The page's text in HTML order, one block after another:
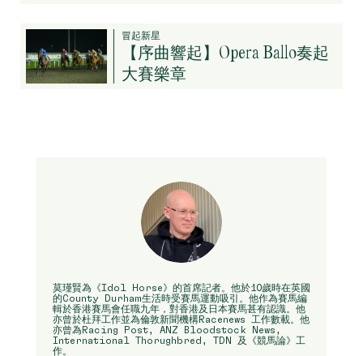
冒起新星
【序曲響起】Opera Ballo奏起
大賽樂章
莫瑾賢為《Idol Horse》的首席記者。他於10歲時在英國
的County Durham生活時受賽馬運動吸引。他作為賽馬編
輯於香港賽馬會任職九年，對香港及日本賽馬甚有認識。他
亦曾於杜拜工作並為倫敦新聞機構Racenews 工作數載。他
亦曾為Racing Post, ANZ Bloodstock News,
International Thorughbred, TDN 及《競馬論》工
作。